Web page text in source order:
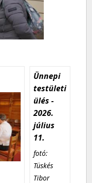
Ünnepi
testületi
ülés -
2026.
július
11.
fotó:
Tüskés
Tibor